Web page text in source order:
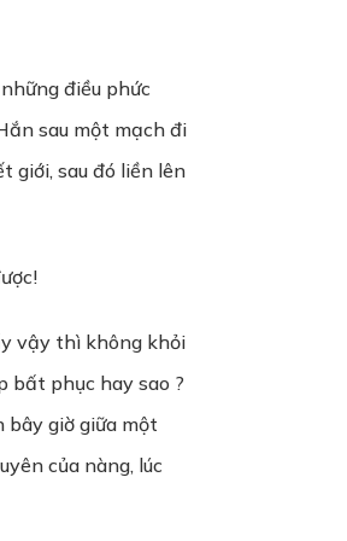
điều phức
sau một mạch đi
giới, sau đó liền lên
vậy thì không khỏi
bất phục hay sao ?
giờ giữa một
của nàng, lúc